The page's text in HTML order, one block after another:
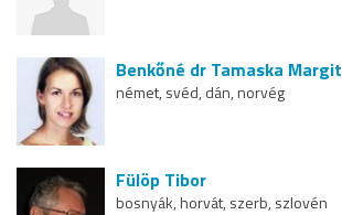
Benkőné dr Tamaska Margit
német, svéd, dán, norvég
Fülöp Tibor
bosnyák, horvát, szerb, szlovén